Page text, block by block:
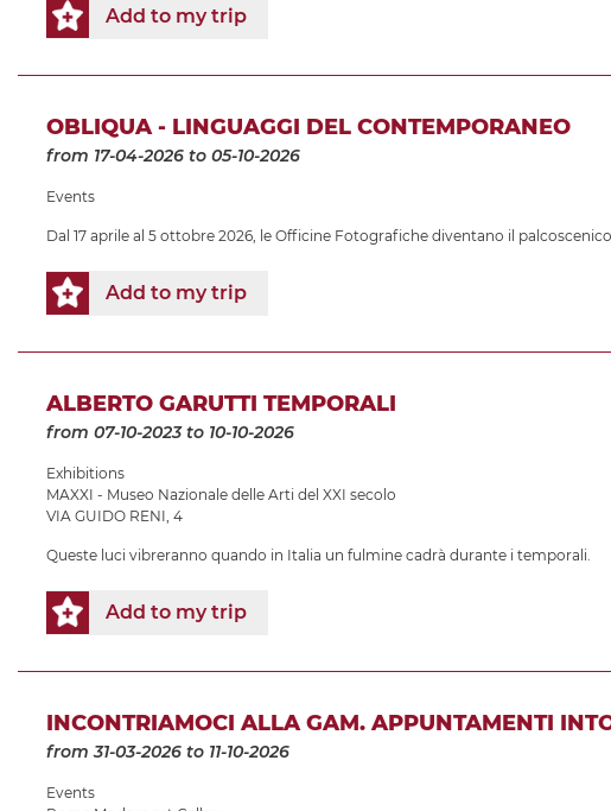
Add to my trip
OBLIQUA - LINGUAGGI DEL CONTEMPORANEO
from 17-04-2026 to 05-10-2026
Events
Dal 17 aprile al 5 ottobre 2026, le Officine Fotografiche diventano il
Add to my trip
ALBERTO GARUTTI TEMPORALI
from 07-10-2023to 10-10-2026
Exhibitions
MAXXI - Museo Nazionale delle Arti del XXI secolo
VIA GUIDO RENI, 4
Queste luci vibreranno quando in Italia un fulmine cadrà durante i temporali.
Add to my trip
INCONTRIAMOCI ALLA GAM. APPUNTAMENTI
from 31-03-2026 to 11-10-2026
Events